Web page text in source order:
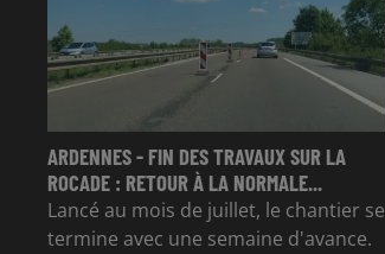
ARDENNES - FIN DES TRAVAUX SUR LA
ROCADE : RETOUR À LA NORMALE...
Lancé au mois de juillet, le chantier se
termine avec une semaine d'avance.